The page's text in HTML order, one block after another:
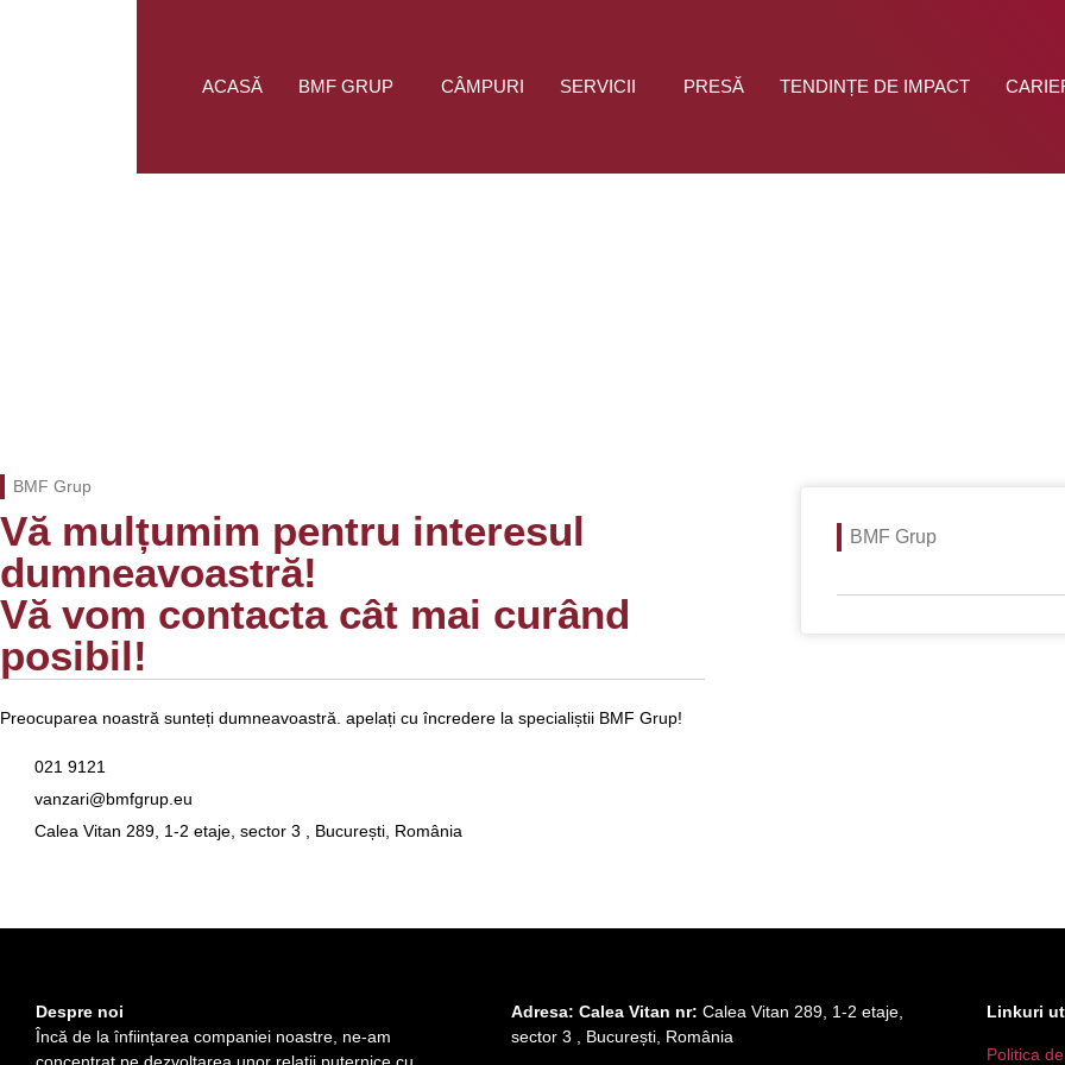
ACASĂ BMF GRUP CÂMPURI SERVICII PRESĂ TENDINȚE DE IMPACT
BMF Grup
Vă mulțumim pentru interesul
dumneavoastră!
Vă vom contacta cât mai curând
posibil!
Preocuparea noastră sunteți dumneavoastră. apelați cu încredere la specialiștii BMF Grup!
021 9121
vanzari@bmfgrup.eu
Calea Vitan 289, 1-2 etaje, sector 3 , București, România
BMF Grup
Despre noi
Încă de la înființarea companiei noastre, ne-am
Adresa: Calea Vitan nr: Calea Vitan 289, 1-2 etaje,
sector 3 , București, România
Linkuri
Politica